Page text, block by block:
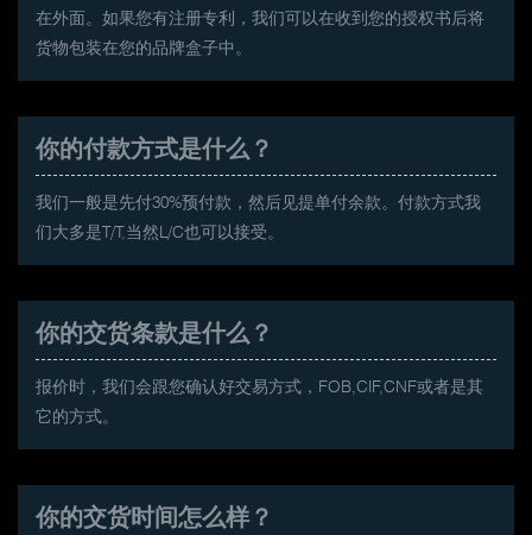
在外面。如果您有注册专利，我们可以在收到您的授权书后将
货物包装在您的品牌盒子中。
你的付款方式是什么？
我们一般是先付30%预付款，然后见提单付余款。付款方式我
们大多是T/T,当然L/C也可以接受。
你的交货条款是什么？
报价时，我们会跟您确认好交易方式，FOB,CIF,CNF或者是其
它的方式。
你的交货时间怎么样？